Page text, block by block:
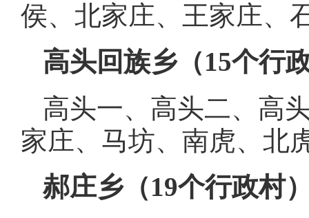
侯、北家庄、王家庄、
高头回族乡（15个行
高头一、高头二、高
家庄、马坊、南虎、北
郝庄乡（19个行政村